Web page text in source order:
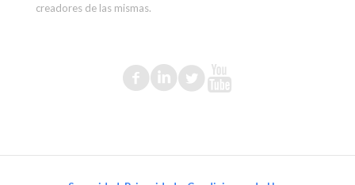
creadores de las mismas.